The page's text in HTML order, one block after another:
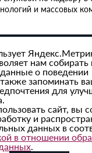
и массовых
обработки
сайта
64»
нам собирать
о поведении
запоминать
для
сайт, вы
и
данных в
в отношении
.